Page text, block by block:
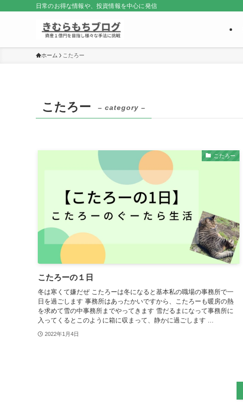
日常のお得な情報や、投資情報を中心に発信
ホーム こたろー
こたろー – category –
こたろー
こたろーの１日
冬は寒くて嫌だぜ こたろーは冬になると基本私の職場の事務所で一
日を過ごします 事務所はあったかいですから、こたろーも暖房の熱
を求めて雪の中事務所までやってきます 雪だるまになって事務所に
入ってくるとこのように箱に収まって、静かに過ごします ...
2022年1月4日